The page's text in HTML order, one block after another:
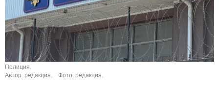
Полиция.
Автор: редакция.
Фото: редакция.